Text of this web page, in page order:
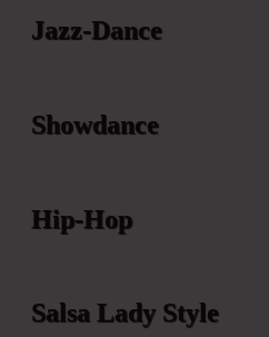
Jazz-Dance
Showdance
Hip-Hop
Salsa Lady Style